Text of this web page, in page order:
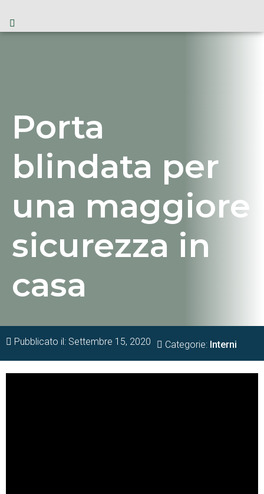
Porta
blindata per
una maggiore
sicurezza in
casa
Pubblicato il: Settembre 15, 2020 Categorie: Interni